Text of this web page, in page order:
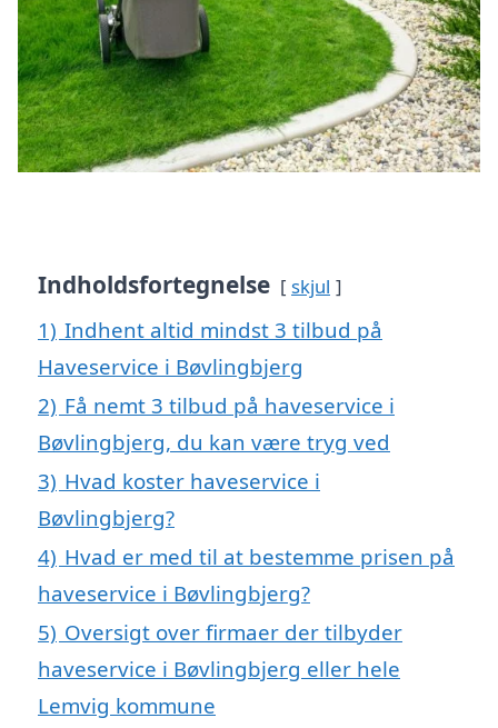
Indholdsfortegnelse skjul
1) Indhent altid mindst 3 tilbud på
Haveservice i Bøvlingbjerg
2) Få nemt 3 tilbud på haveservice i
Bøvlingbjerg, du kan være tryg ved
3) Hvad koster haveservice i
Bøvlingbjerg?
4) Hvad er med til at bestemme prisen på
haveservice i Bøvlingbjerg?
5) Oversigt over firmaer der tilbyder
haveservice i Bøvlingbjerg eller hele
Lemvig kommune